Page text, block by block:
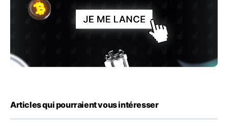
Articles qui pourraient vous intéresser